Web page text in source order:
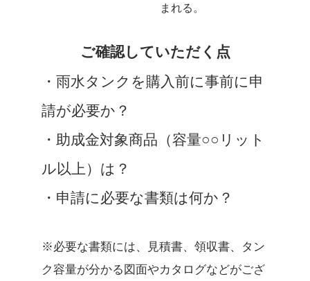
まれる。
ご確認していただく点
・雨水タンクを購入前に事前に申
請が必要か？
・助成金対象商品（容量○○リット
ル以上）は？
・申請に必要な書類は何か？
※必要な書類には、見積書、領収書、タン
ク容量が分かる図面やカタログなどがござ